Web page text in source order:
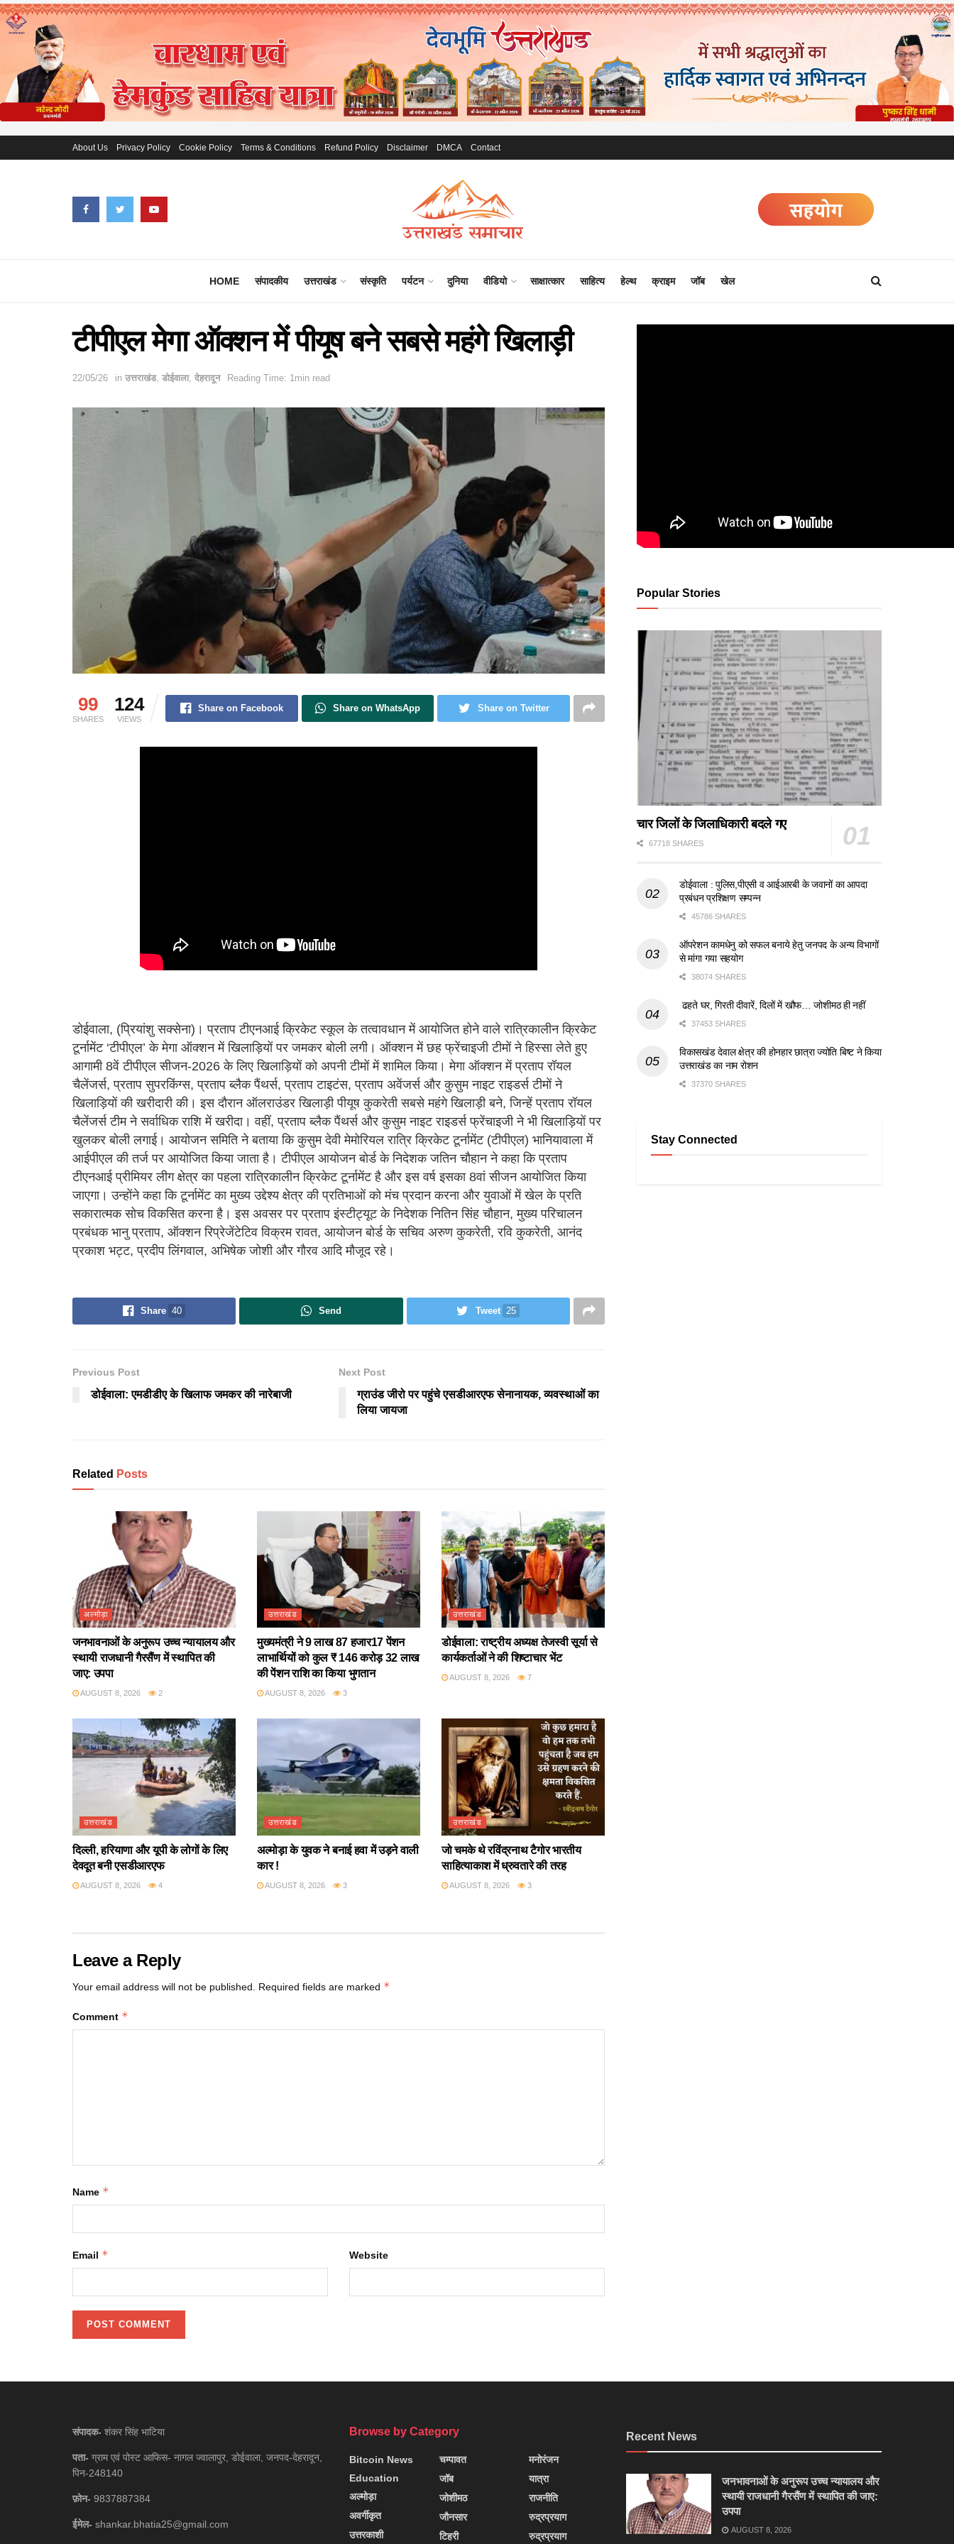
About Us Privacy Policy Cookie Policy Terms & Conditions Refund Policy Disclaimer DMCA Contact
HOME संपादकीय उत्तराखंड संस्कृति पर्यटन दुनिया वीडियो साक्षात्कार साहित्य हेल्थ क्राइम जॉब खेल
टीपीएल मेगा ऑक्शन में पीयूष बने सबसे महंगे खिलाड़ी
22/05/26 in उत्तराखंड, डोईवाला, देहरादून Reading Time: 1min read
99
SHARES
124
VIEWS
Share on Facebook Share on WhatsApp Share on Twitter
डोईवाला, (प्रियांशु सक्सेना)। प्रताप टीएनआई क्रिकेट स्कूल के तत्वावधान में आयोजित होने वाले रात्रिकालीन क्रिकेट
टूर्नामेंट ‘टीपीएल’ के मेगा ऑक्शन में खिलाड़ियों पर जमकर बोली लगी। ऑक्शन में छह फ्रेंचाइजी टीमों ने हिस्सा लेते हुए
आगामी 8वें टीपीएल सीजन-2026 के लिए खिलाड़ियों को अपनी टीमों में शामिल किया। मेगा ऑक्शन में प्रताप रॉयल
चैलेंजर्स, प्रताप सुपरकिंग्स, प्रताप ब्लैक पैंथर्स, प्रताप टाइटंस, प्रताप अवेंजर्स और कुसुम नाइट राइडर्स टीमों ने
खिलाड़ियों की खरीदारी की। इस दौरान ऑलराउंडर खिलाड़ी पीयूष कुकरेती सबसे महंगे खिलाड़ी बने, जिन्हें प्रताप रॉयल
चैलेंजर्स टीम ने सर्वाधिक राशि में खरीदा। वहीं, प्रताप ब्लैक पैंथर्स और कुसुम नाइट राइडर्स फ्रेंचाइजी ने भी खिलाड़ियों पर
खुलकर बोली लगाई। आयोजन समिति ने बताया कि कुसुम देवी मेमोरियल रात्रि क्रिकेट टूर्नामेंट (टीपीएल) भानियावाला में
आईपीएल की तर्ज पर आयोजित किया जाता है। टीपीएल आयोजन बोर्ड के निदेशक जतिन चौहान ने कहा कि प्रताप
टीएनआई प्रीमियर लीग क्षेत्र का पहला रात्रिकालीन क्रिकेट टूर्नामेंट है और इस वर्ष इसका 8वां सीजन आयोजित किया
जाएगा। उन्होंने कहा कि टूर्नामेंट का मुख्य उद्देश्य क्षेत्र की प्रतिभाओं को मंच प्रदान करना और युवाओं में खेल के प्रति
सकारात्मक सोच विकसित करना है। इस अवसर पर प्रताप इंस्टीट्यूट के निदेशक नितिन सिंह चौहान, मुख्य परिचालन
प्रबंधक भानु प्रताप, ऑक्शन रिप्रेजेंटेटिव विक्रम रावत, आयोजन बोर्ड के सचिव अरुण कुकरेती, रवि कुकरेती, आनंद
प्रकाश भट्ट, प्रदीप लिंगवाल, अभिषेक जोशी और गौरव आदि मौजूद रहे।
Share 40 Send Tweet 25
Previous Post
डोईवाला: एमडीडीए के खिलाफ जमकर की नारेबाजी
Next Post
ग्राउंड जीरो पर पहुंचे एसडीआरएफ सेनानायक, व्यवस्थाओं का
लिया जायजा
Related Posts
अल्मोड़ा
जनभावनाओं के अनुरूप उच्च न्यायालय और
स्थायी राजधानी गैरसैंण में स्थापित की
जाए: उपपा
AUGUST 8, 2026 2
उत्तराखंड
मुख्यमंत्री ने 9 लाख 87 हजार17 पेंशन
लाभार्थियों को कुल ₹ 146 करोड़ 32 लाख
की पेंशन राशि का किया भुगतान
AUGUST 8, 2026 3
उत्तराखंड
डोईवाला: राष्ट्रीय अध्यक्ष तेजस्वी सूर्या से
कार्यकर्ताओं ने की शिष्टाचार भेंट
AUGUST 8, 2026 7
उत्तराखंड
दिल्ली, हरियाणा और यूपी के लोगों के लिए
देवदूत बनी एसडीआरएफ
AUGUST 8, 2026 4
उत्तराखंड
अल्मोड़ा के युवक ने बनाई हवा में उड़ने वाली
कार !
AUGUST 8, 2026 3
उत्तराखंड
जो चमके थे रविंद्रनाथ टैगोर भारतीय
साहित्याकाश में ध्रुवतारे की तरह
AUGUST 8, 2026 3
Leave a Reply
Your email address will not be published. Required fields are marked *
Comment *
Name *
Email * Website
Popular Stories
चार जिलों के जिलाधिकारी बदले गए
67718 SHARES
डोईवाला : पुलिस,पीएसी व आईआरबी के जवानों का आपदा
प्रबंधन प्रशिक्षण सम्पन्न
45786 SHARES
ऑपरेशन कामधेनु को सफल बनाये हेतु जनपद के अन्य विभागों
से मांगा गया सहयोग
38074 SHARES
ढहते घर, गिरती दीवारें, दिलों में खौफ… जोशीमठ ही नहीं
37453 SHARES
विकासखंड देवाल क्षेत्र की होनहार छात्रा ज्योति बिष्ट ने किया
उत्तराखंड का नाम रोशन
37370 SHARES
Stay Connected
संपादक- शंकर सिंह भाटिया
पता- ग्राम एवं पोस्ट आफिस- नागल ज्वालापुर, डोईवाला, जनपद-देहरादून,
पिन-248140
फ़ोन- 9837887384
ईमेल- shankar.bhatia25@gmail.com
Browse by Category
Bitcoin News
Education
अल्मोड़ा
अवर्गीकृत
उत्तरकाशी
चम्पावत
जॉब
जोशीमठ
जौनसार
टिहरी
मनोरंजन
यात्रा
राजनीति
रुद्रप्रयाग
रुद्रप्रयाग
Recent News
जनभावनाओं के अनुरूप उच्च न्यायालय और
स्थायी राजधानी गैरसैंण में स्थापित की जाए:
उपपा
AUGUST 8, 2026